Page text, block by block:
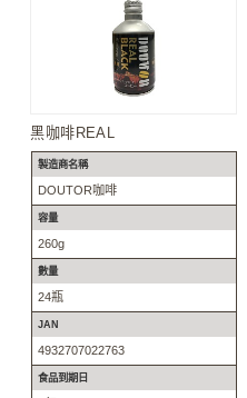
黑咖啡REAL
製造商名稱
DOUTOR咖啡
容量
260g
數量
24瓶
JAN
4932707022763
食品到期日